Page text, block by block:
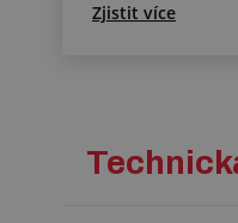
Zjistit více